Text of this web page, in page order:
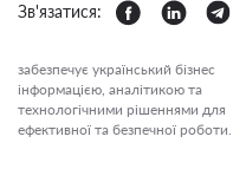
Зв'язатися:
забезпечує український бізнес
інформацією, аналітикою та
технологічними рішеннями для
ефективної та безпечної роботи.